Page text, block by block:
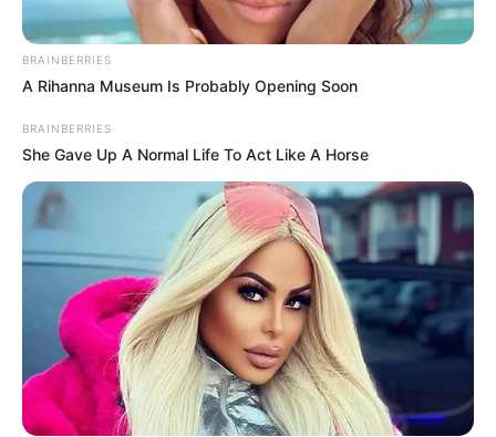
MALTRATO ANIMAL
Indignación por video de
si ocurrió en Antioquia
ANIMALES
Autoridades rescataron
dos gatos bebés que
estaban siendo
maltratados en Marinilla
NOTICIAS MEDELLÍN
BRAINBERRIES
A Rihanna Museum Is Probably Opening Soon
BRAINBERRIES
She Gave Up A Normal Life To Act Like A Horse